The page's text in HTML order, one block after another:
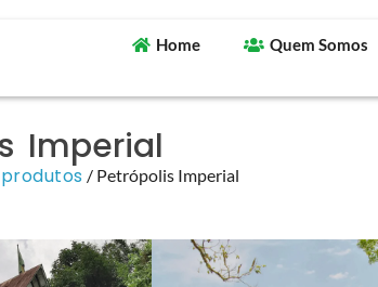
Home Quem Somos
Imperial
/ Petrópolis Imperial